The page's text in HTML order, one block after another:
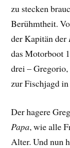
zu stecken
Berühmtheit.
der Kapitän der
das Motorboot
drei –
zur Fischjagd
Der hagere
Papa, wie alle
Alter. Und nun